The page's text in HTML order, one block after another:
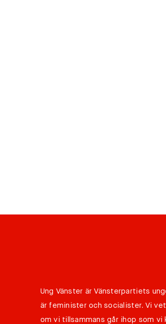
Ung Vänster är Vänsterpartiets
är feminister och socialister. Vi
om vi tillsammans går ihop som vi